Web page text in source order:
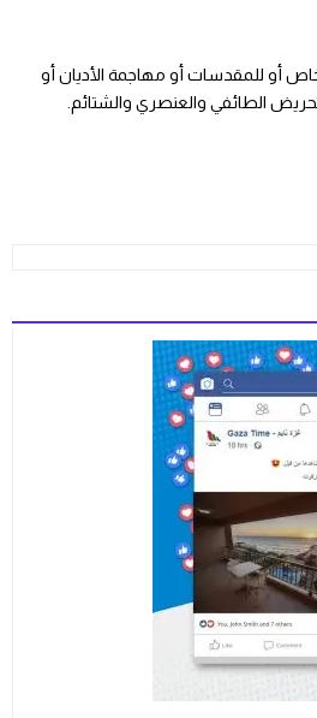
أو للمقدسات أو مهاجمة الأديان أو
الطائفي والعنصري والشتائم.